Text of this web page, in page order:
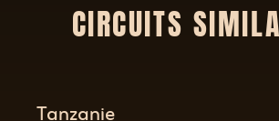
CIRCUITS